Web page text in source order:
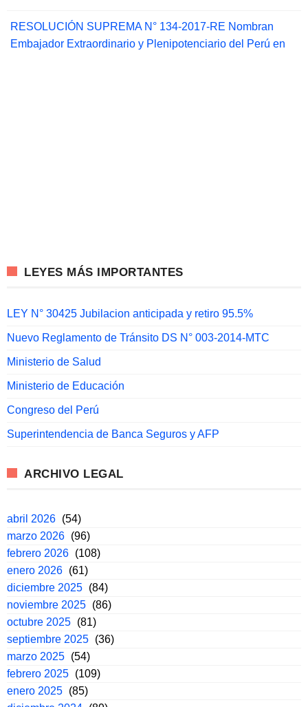
RESOLUCIÓN SUPREMA N° 134-2017-RE Nombran
Embajador Extraordinario y Plenipotenciario del Perú en
LEYES MÁS IMPORTANTES
LEY N° 30425 Jubilacion anticipada y retiro 95.5%
Nuevo Reglamento de Tránsito DS N° 003-2014-MTC
Ministerio de Salud
Ministerio de Educación
Congreso del Perú
Superintendencia de Banca Seguros y AFP
ARCHIVO LEGAL
abril 2026 (54)
marzo 2026 (96)
febrero 2026 (108)
enero 2026 (61)
diciembre 2025 (84)
noviembre 2025 (86)
octubre 2025 (81)
septiembre 2025 (36)
marzo 2025 (54)
febrero 2025 (109)
enero 2025 (85)